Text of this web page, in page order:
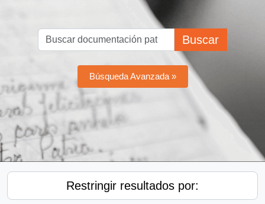
Buscar
Búsqueda Avanzada »
Restringir resultados por: